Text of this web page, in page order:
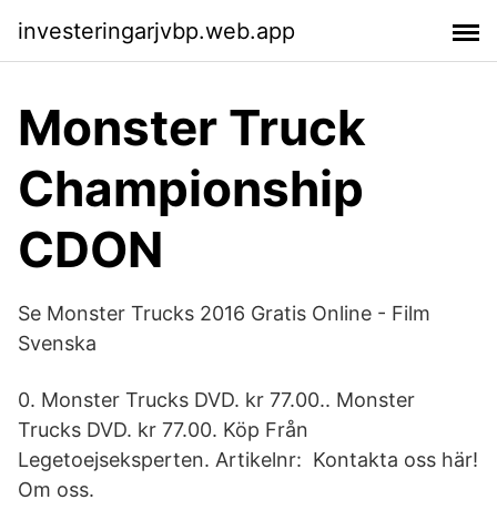
investeringarjvbp.web.app
Monster Truck
Championship
CDON
Se Monster Trucks 2016 Gratis Online - Film
Svenska
0. Monster Trucks DVD. kr 77.00.. Monster
Trucks DVD. kr 77.00. Köp Från
Legetoejseksperten. Artikelnr: Kontakta oss här!
Om oss.